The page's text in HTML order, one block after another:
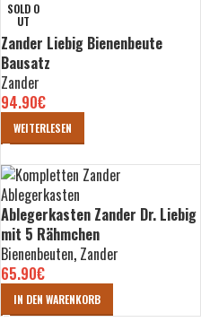
SOLD O
UT
Zander Liebig Bienenbeute
Bausatz
Zander
94.90€
WEITERLESEN
Ablegerkasten Zander Dr. Liebig
mit 5 Rähmchen
Bienenbeuten, Zander
65.90€
IN DEN WARENKORB